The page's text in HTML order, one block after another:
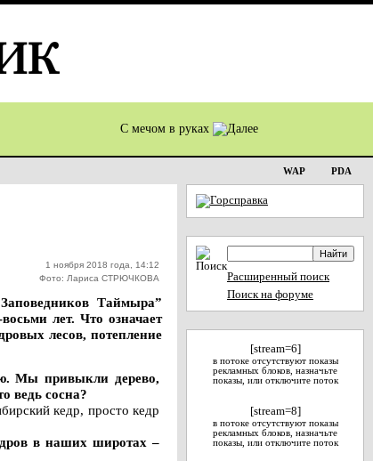
С мечом в руках
WAP PDA
1 ноября 2018 года, 14:12
Фото: Лариса СТРЮЧКОВА
Таймыра”
лет. Что означает
лесов, потепление
Мы привыкли дерево,
ведь сосна?
кедр, просто кедр
в наших широтах –
Расширенный поиск
Поиск на форуме
[stream=6]
в потоке отсутствуют показы
рекламных блоков, назначьте
показы, или отключите поток
[stream=8]
в потоке отсутствуют показы
рекламных блоков, назначьте
показы, или отключите поток